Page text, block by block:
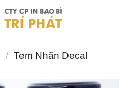
/ Tem Nhãn Decal